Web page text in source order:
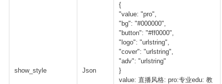
show_style Json
{
"value: "pro",
"bg": "#000000",
"button": "#ff0000",
"logo": "urlstring",
"cover": "urlstring",
"adv": "urlstring"
}
value: 直播风格: pro:专业edu: 教